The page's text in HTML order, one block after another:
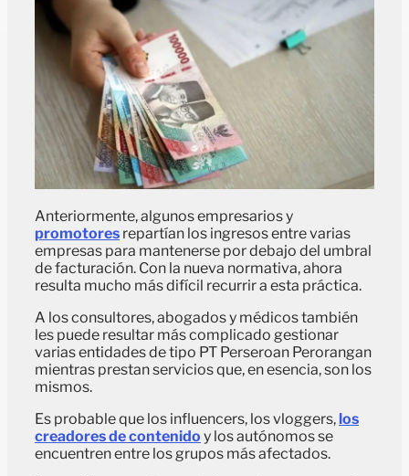
Anteriormente, algunos empresarios y
promotores repartían los ingresos entre varias
empresas para mantenerse por debajo del umbral
de facturación. Con la nueva normativa, ahora
resulta mucho más difícil recurrir a esta práctica.
A los consultores, abogados y médicos también
les puede resultar más complicado gestionar
varias entidades de tipo PT Perseroan Perorangan
mientras prestan servicios que, en esencia, son los
mismos.
Es probable que los influencers, los vloggers, los
creadores de contenido y los autónomos se
encuentren entre los grupos más afectados.